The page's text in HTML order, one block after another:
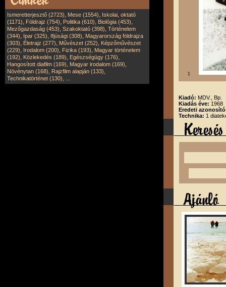
Ismeretterjesztő (2723), Mese (1554), Iskolai, oktató
(1171), Földrajz (754), Politika (610), Biológia (453),
Mezőgazdaság (453), Szakoktató (398), Történelem
(344), Ipar (325), Ifjúsági (308), Magyarország földrajza
(303), Életrajz (277), Művészet (252), Képzőművészet
(229), Irodalom (200), Fizika (193), Magyar történelem
(192), Közlekedés (189), Egészségügy (176),
Hangosított diafilm (169), Magyar irodalom (169),
Növénytan (168), Rajzfilm alapján (133),
Technikatörténet (130),
1
Kiadó: MDV., Bp.
Kiadás éve: 1968
Eredeti
Technika: 1